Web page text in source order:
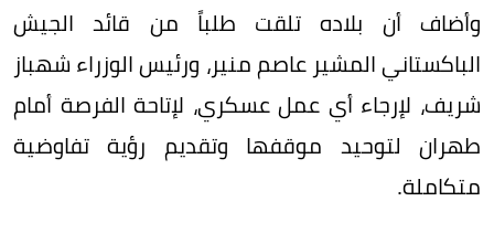
وأضاف أن بلاده تلقت طلباً من قائد الجيش
الباكستاني المشير عاصم منير، ورئيس الوزراء شهباز
شريف، لإرجاء أي عمل عسكري، لإتاحة الفرصة أمام
طهران لتوحيد موقفها وتقديم رؤية تفاوضية
متكاملة.